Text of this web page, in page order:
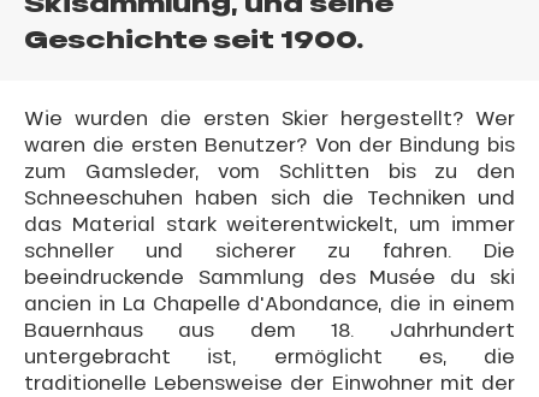
Geschichte seit 1900.
Wie wurden die ersten Skier hergestellt? Wer
waren die ersten Benutzer? Von der Bindung bis
zum Gamsleder, vom Schlitten bis zu den
Schneeschuhen haben sich die Techniken und
das Material stark weiterentwickelt, um immer
schneller und sicherer zu fahren. Die
beeindruckende Sammlung des Musée du ski
ancien in La Chapelle d'Abondance, die in einem
Bauernhaus aus dem 18. Jahrhundert
untergebracht ist, ermöglicht es, die
traditionelle Lebensweise der Einwohner mit der